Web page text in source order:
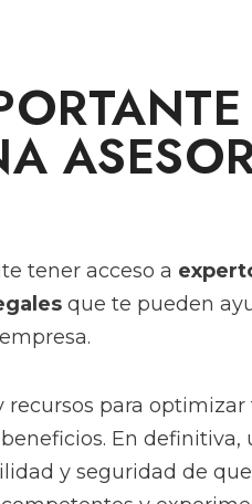
tener acceso a
que te pueden
para optimizar
En definitiva,
y seguridad de